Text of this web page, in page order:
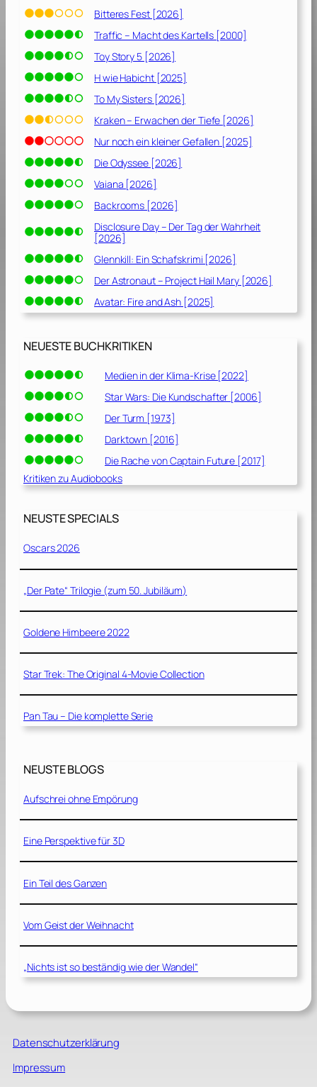
Bitteres Fest [2026]
Traffic – Macht des Kartells [2000]
Toy Story 5 [2026]
H wie Habicht [2025]
To My Sisters [2026]
Kraken – Erwachen der Tiefe [2026]
Nur noch ein kleiner Gefallen [2025]
Die Odyssee [2026]
Vaiana [2026]
Backrooms [2026]
Disclosure Day – Der Tag der Wahrheit
[2026]
Glennkill: Ein Schafskrimi [2026]
Der Astronaut – Project Hail Mary [2026]
Avatar: Fire and Ash [2025]
NEUESTE BUCHKRITIKEN
Medien in der Klima-Krise [2022]
Star Wars: Die Kundschafter [2006]
Der Turm [1973]
Darktown [2016]
Die Rache von Captain Future [2017]
Kritiken zu Audiobooks
NEUSTE SPECIALS
Oscars 2026
„Der Pate“ Trilogie (zum 50. Jubiläum)
Goldene Himbeere 2022
Star Trek: The Original 4-Movie Collection
Pan Tau – Die komplette Serie
NEUSTE BLOGS
Aufschrei ohne Empörung
Eine Perspektive für 3D
Ein Teil des Ganzen
Vom Geist der Weihnacht
„Nichts ist so beständig wie der Wandel“
Datenschutzerklärung
Impressum